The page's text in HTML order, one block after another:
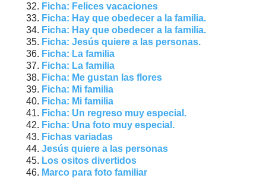
Ficha: Felices vacaciones
Ficha: Hay que obedecer a la familia.
Ficha: Hay que obedecer a la familia.
Ficha: Jesús quiere a las personas.
Ficha: La familia
Ficha: La familia
Ficha: Me gustan las flores
Ficha: Mi familia
Ficha: Mi familia
Ficha: Un regreso muy especial.
Ficha: Una foto muy especial.
Fichas variadas
Jesús quiere a las personas
Los ositos divertidos
Marco para foto familiar